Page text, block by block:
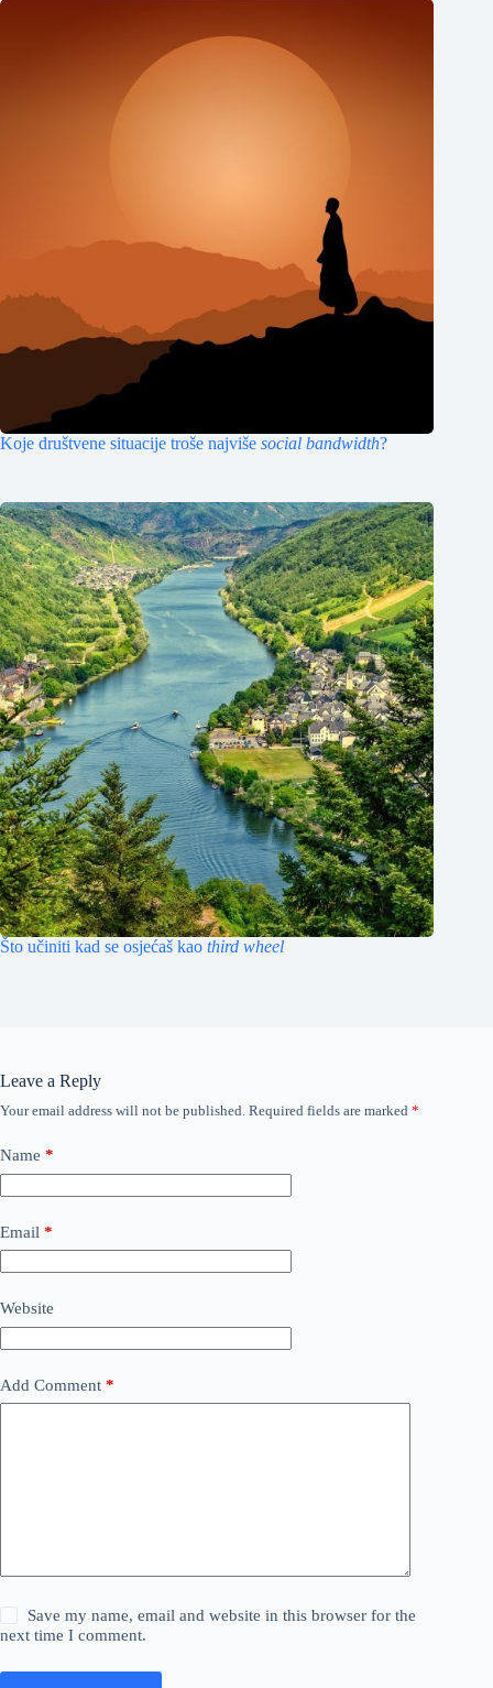
Koje društvene situacije troše najviše social bandwidth?
Što učiniti kad se osjećaš kao third wheel
Leave a Reply
Your email address will not be published. Required fields are marked *
Name *
Email *
Website
Add Comment *
Save my name, email and website in this browser for the
next time I comment.